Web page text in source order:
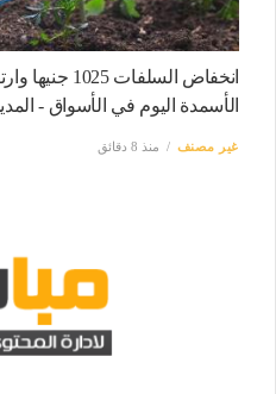
انخفاض السلفات
الأسمدة اليوم في الأسواق -
غير مصنف منذ 8 دقائق